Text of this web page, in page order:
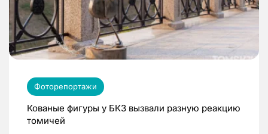
Фоторепортажи
Кованые фигуры у БКЗ вызвали разную реакцию
томичей